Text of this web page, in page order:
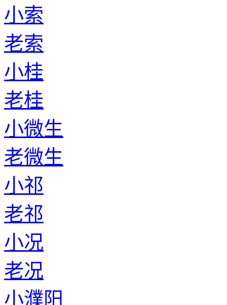
小索
老索
小桂
老桂
小微生
老微生
小祁
老祁
小况
老况
小濮阳